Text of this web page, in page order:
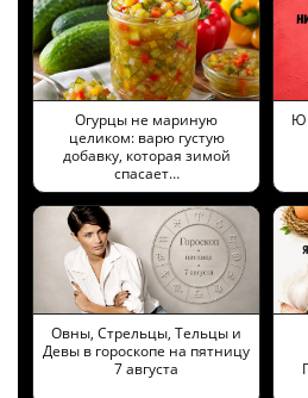
Огурцы не мариную
целиком: варю густую
добавку, которая зимой
спасает…
Овны, Стрельцы, Тельцы и
Девы в гороскопе на пятницу
7 августа